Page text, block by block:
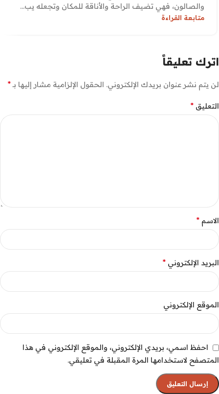
والصالون، فهي تضيف الراحة والأناقة للمكان وتجعله يب...
متابعة القراءة
اترك تعليقاً
لن يتم نشر عنوان بريدك الإلكتروني. الحقول الإلزامية مشار إليها بـ*
التعليق *
الاسم *
البريد الإلكتروني *
الموقع الإلكتروني
احفظ اسمي، بريدي الإلكتروني، والموقع الإلكتروني في هذا
المتصفح لاستخدامها المرة المقبلة في تعليقي.